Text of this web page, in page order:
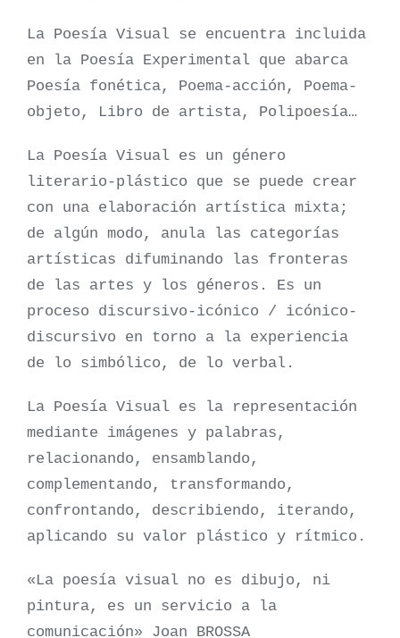
La Poesía Visual se encuentra incluida
en la Poesía Experimental que abarca
Poesía fonética, Poema-acción, Poema-
objeto, Libro de artista, Polipoesía…
La Poesía Visual es un género
literario-plástico que se puede crear
con una elaboración artística mixta;
de algún modo, anula las categorías
artísticas difuminando las fronteras
de las artes y los géneros. Es un
proceso discursivo-icónico / icónico-
discursivo en torno a la experiencia
de lo simbólico, de lo verbal.
La Poesía Visual es la representación
mediante imágenes y palabras,
relacionando, ensamblando,
complementando, transformando,
confrontando, describiendo, iterando,
aplicando su valor plástico y rítmico.
«La poesía visual no es dibujo, ni
pintura, es un servicio a la
comunicación» Joan BROSSA